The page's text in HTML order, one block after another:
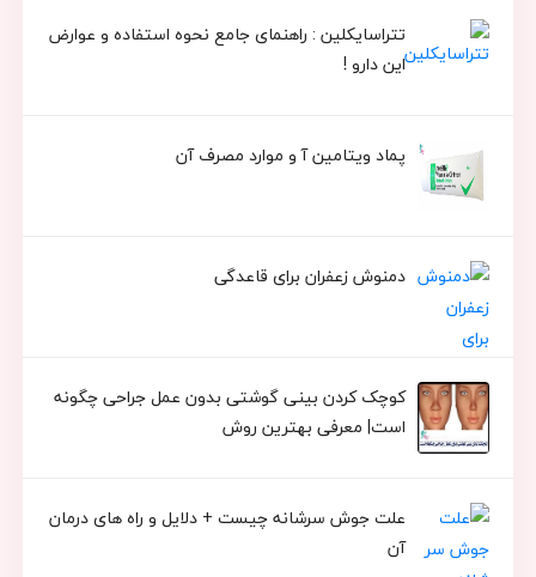
تتراسایکلین : راهنمای جامع نحوه استفاده و عوارض
این دارو !
پماد ویتامین آ و موارد مصرف آن
دمنوش زعفران برای قاعدگی
کوچک کردن بینی گوشتی بدون عمل جراحی چگونه
است| معرفی بهترین روش
علت جوش سرشانه چیست + دلایل و راه های درمان
آن